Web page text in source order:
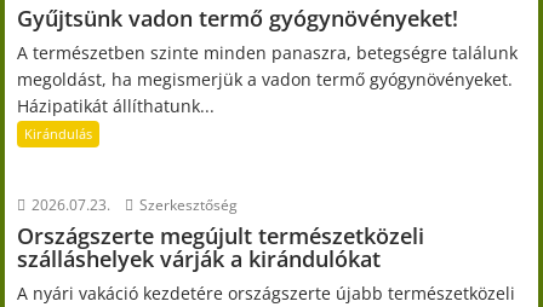
Gyűjtsünk vadon termő gyógynövényeket!
A természetben szinte minden panaszra, betegségre találunk
megoldást, ha megismerjük a vadon termő gyógynövényeket.
Házipatikát állíthatunk...
Kirándulás
2026.07.23. Szerkesztőség
Országszerte megújult természetközeli
szálláshelyek várják a kirándulókat
A nyári vakáció kezdetére országszerte újabb természetközeli